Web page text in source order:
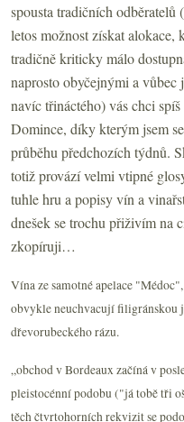
spousta tradičních odběratelů
letos možnost získat alokace,
tradičně kriticky málo
naprosto obyčejnými a
navíc třináctého) vás chci
Domince, díky kterým jsem
průběhu předchozích týdnů.
totiž provází velmi vtipné
tuhle hru a popisy vín a
dnešek se trochu přiživím na
zkopíruji…
Vína ze samotné apelace
obvykle neuchvacují filigránskou
dřevorubeckého rázu.
„obchod v Bordeaux začíná v
pleistocénní podobu ("já tobě tři
těch čtvrtohorních rekvizit se